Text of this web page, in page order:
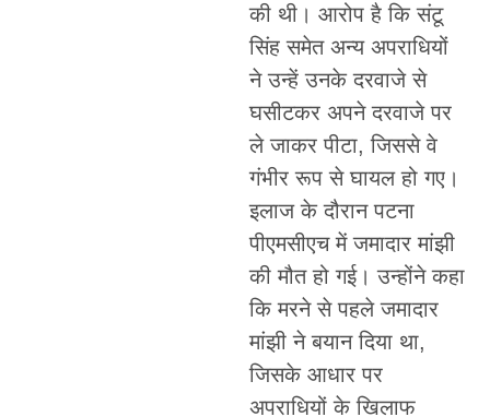
की थी। आरोप है कि संटू
सिंह समेत अन्य अपराधियों
ने उन्हें उनके दरवाजे से
घसीटकर अपने दरवाजे पर
ले जाकर पीटा, जिससे वे
गंभीर रूप से घायल हो गए।
इलाज के दौरान पटना
पीएमसीएच में जमादार मांझी
की मौत हो गई। उन्होंने कहा
कि मरने से पहले जमादार
मांझी ने बयान दिया था,
जिसके आधार पर
अपराधियों के खिलाफ